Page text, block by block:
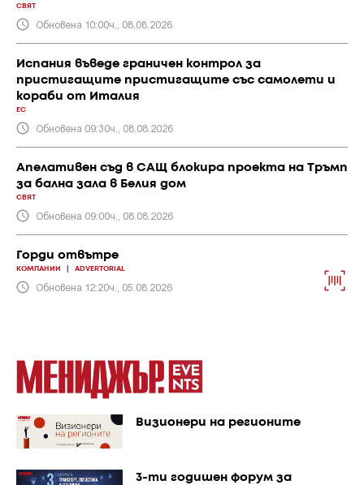
СВЯТ
Обновена 10:00ч., 08.08.2026
Испания въведе граничен контрол за
пристигащите пристигащите със самолети и
кораби от Италия
ЕС
Обновена 09:30ч., 08.08.2026
Апелативен съд в САЩ блокира проекта на Тръмп
за бална зала в Белия дом
СВЯТ
Обновена 09:00ч., 08.08.2026
Горди отвътре
КОМПАНИИ ADVERTORIAL
Обновена 12:20ч., 05.08.2026
Визионери на регионите
3-ти годишен форум за